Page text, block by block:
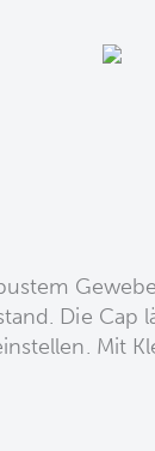
Die Cap
Mit